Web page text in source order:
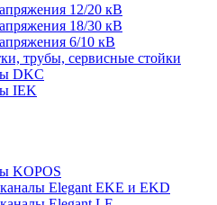
12/20 кВ
18/30 кВ
6/10 кВ
трубы, сервисные стойки
DKC
IEK
KOPOS
Elegant EKE и EKD